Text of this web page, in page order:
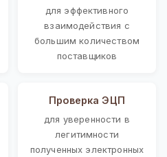
для эффективного
взаимодействия с
большим количеством
поставщиков
Проверка ЭЦП
для уверенности в
легитимности
полученных электронных